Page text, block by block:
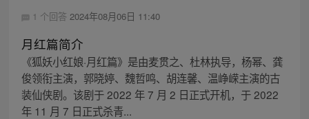
1 个回答 2024年08月06日 11:40
月红篇简介
《狐妖小红娘·月红篇》是由麦贯之、杜林执导，杨幂、龚
俊领衔主演，郭晓婷、魏哲鸣、胡连馨、温峥嵘主演的古
装仙侠剧。该剧于 2022 年 7 月 2 日正式开机，于 2022
年 11 月 7 日正式杀青...